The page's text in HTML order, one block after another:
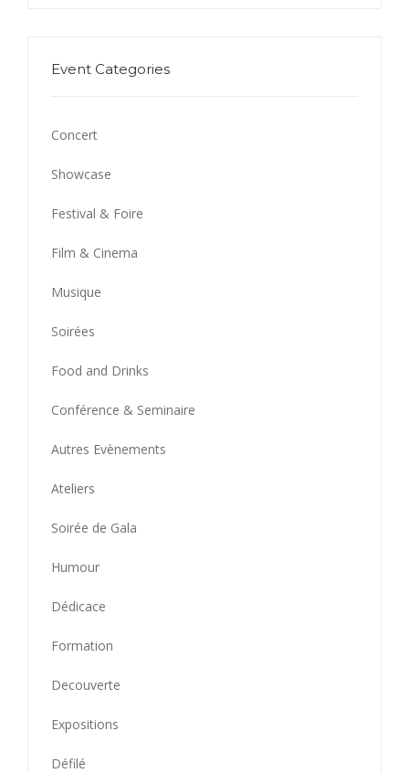
Event Categories
Concert
Showcase
Festival & Foire
Film & Cinema
Musique
Soirées
Food and Drinks
Conférence & Seminaire
Autres Evènements
Ateliers
Soirée de Gala
Humour
Dédicace
Formation
Decouverte
Expositions
Défilé